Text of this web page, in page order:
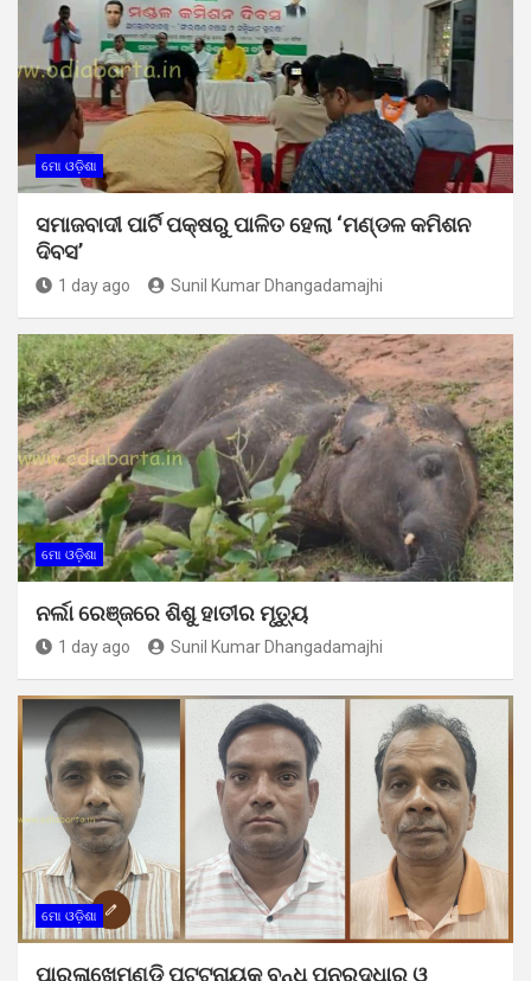
ମୋ ଓଡ଼ିଶା
ସମାଜବାଦୀ ପାର୍ଟି ପକ୍ଷରୁ ପାଳିତ ହେଲା ‘ମଣ୍ଡଳ କମିଶନ
ଦିବସ’
1 day ago Sunil Kumar Dhangadamajhi
ମୋ ଓଡ଼ିଶା
ନର୍ଲା ରେଞ୍ଜରେ ଶିଶୁ ହାତୀର ମୃତ୍ୟୁ
1 day ago Sunil Kumar Dhangadamajhi
ମୋ ଓଡ଼ିଶା
ପାରଳାଖେମୁଣ୍ଡି ପଟ୍ଟନାୟକ ବନ୍ଧ ପୁନରୁଦ୍ଧାର ଓ